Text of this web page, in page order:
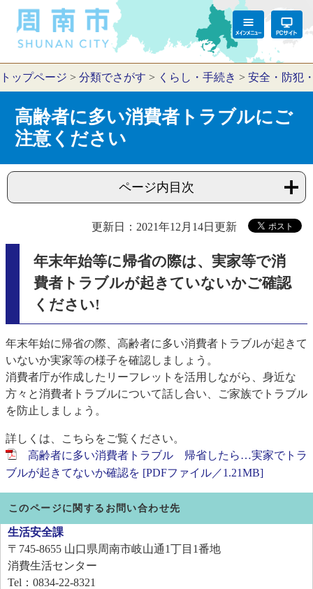
トップページ > 分類でさがす > くらし・手続き > 安全・防犯
高齢者に多い消費者トラブルにご
注意ください
ページ内目次
更新日：2021年12月14日更新
年末年始等に帰省の際は、実家等で消
費者トラブルが起きていないかご確認
ください!
年末年始に帰省の際、高齢者に多い消費者トラブルが起きて
いないか実家等の様子を確認しましょう。
消費者庁が作成したリーフレットを活用しながら、身近な
方々と消費者トラブルについて話し合い、ご家族でトラブル
を防止しましょう。
詳しくは、こちらをご覧ください。
高齢者に多い消費者トラブル 帰省したら…実家でトラ
ブルが起きてないか確認を [PDFファイル／1.21MB]
このページに関するお問い合わせ先
生活安全課
〒745-8655 山口県周南市岐山通1丁目1番地
消費生活センター
Tel：0834-22-8321